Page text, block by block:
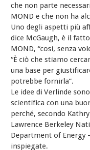
che non parte
MOND e che non ha
Uno degli aspetti più
dice McGaugh, è il
MOND, “così, senza
“È ciò che stiamo
una base per
potrebbe fornirla”.
Le idee di Verlinde
scientifica con una
perché, secondo
Lawrence Berkeley
Department of Energy
inspiegate.